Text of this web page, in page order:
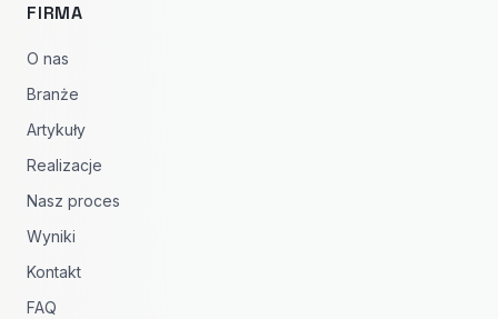
FIRMA
O nas
Branże
Artykuły
Realizacje
Nasz proces
Wyniki
Kontakt
FAQ